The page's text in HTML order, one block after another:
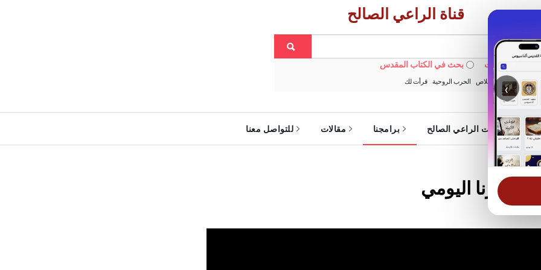
‹
قناة الراعي الصالح
في الويبسايت بحث في الكتاب المقدس
خبزنا اليومي الخلاص الحرب الروحية قرأت لك
خدمات الراعي الصالح برامجنا مقالات للتواصل معنا
- خبزنا اليومي